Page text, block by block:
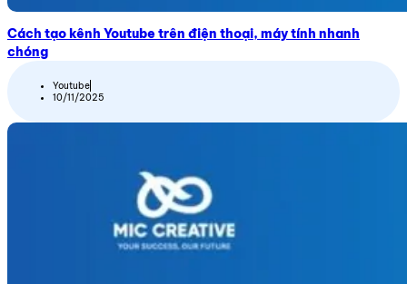
Cách tạo kênh Youtube trên điện thoại, máy tính nhanh
chóng
Youtube
10/11/2025